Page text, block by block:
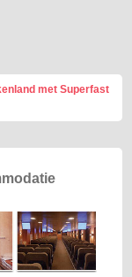
met Superfast